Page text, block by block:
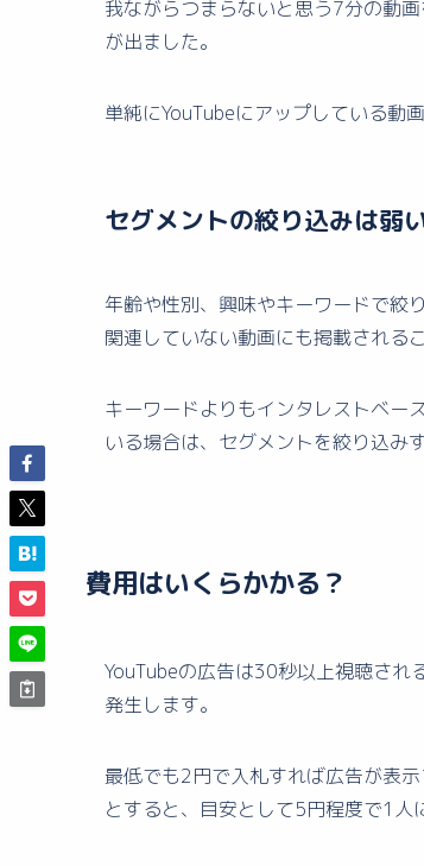
我ながらつまらないと思う7分の動
が出ました。
単純にYouTubeにアップしている動
セグメントの絞り込みは弱
年齢や性別、興味やキーワードで絞
関連していない動画にも掲載される
キーワードよりもインタレストベー
いる場合は、セグメントを絞り込み
費用はいくらかかる？
YouTubeの広告は30秒以上視聴され
発生します。
最低でも2円で入札すれば広告が表
とすると、目安として5円程度で1人